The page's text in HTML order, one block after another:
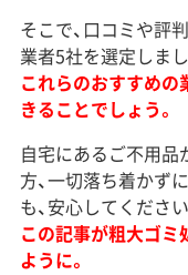
そこで、口コミや評
業者5社を選定しまし
これらのおすすめの
きることでしょう。
自宅にあるご不用
方、一切落ち着かず
も、安心してください
この記事が粗大ゴ
ように。